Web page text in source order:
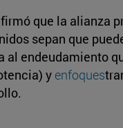
que la alianza
sepan que
al endeudamiento
y enfoques